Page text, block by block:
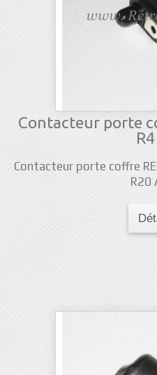
Contacteur porte
Contacteur porte coffre
R20